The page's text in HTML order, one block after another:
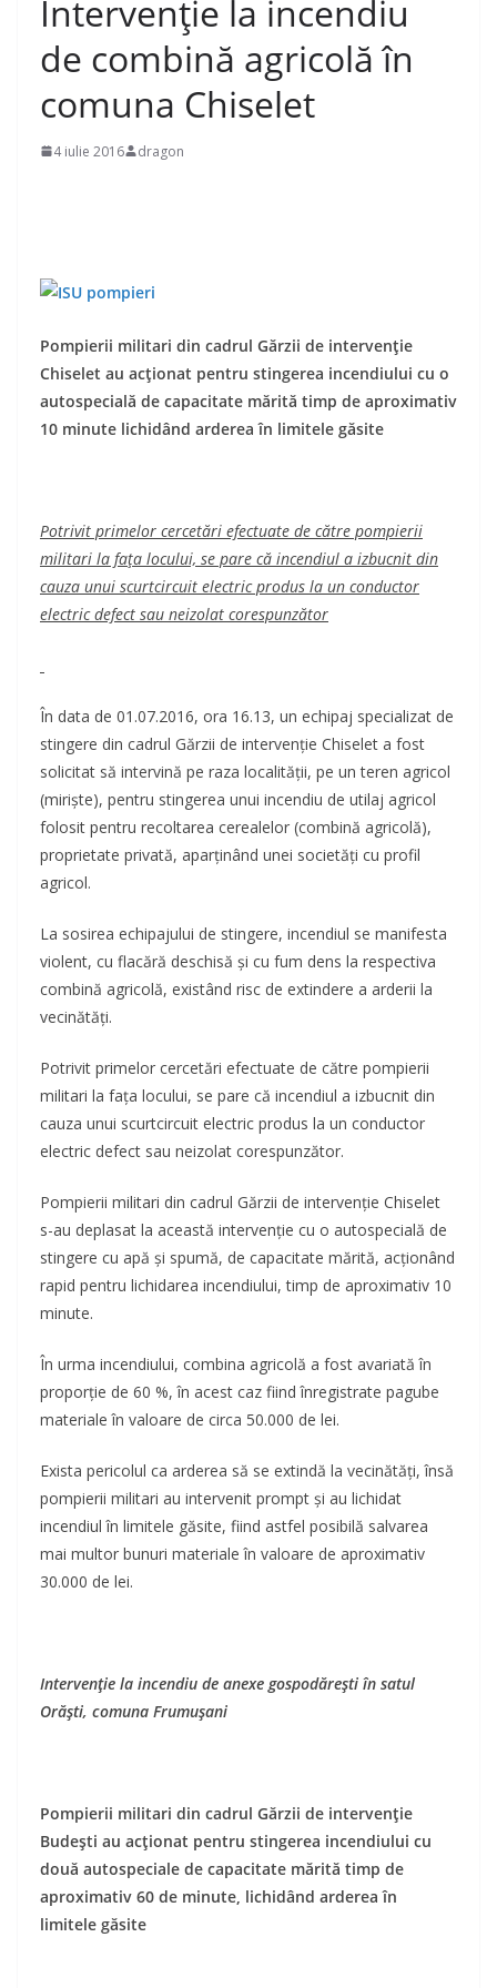
Intervenţie la incendiu
de combină agricolă în
comuna Chiselet
4 iulie 2016 dragon
Pompierii militari din cadrul Gărzii de intervenție
Chiselet au acţionat pentru stingerea incendiului cu o
autospecială de capacitate mărită timp de aproximativ
10 minute lichidând arderea în limitele găsite
Potrivit primelor cercetări efectuate de către pompierii
militari la faţa locului, se pare că incendiul a izbucnit din
cauza unui scurtcircuit electric produs la un conductor
electric defect sau neizolat corespunzător
În data de 01.07.2016, ora 16.13, un echipaj specializat de
stingere din cadrul Gărzii de intervenție Chiselet a fost
solicitat să intervină pe raza localității, pe un teren agricol
(miriște), pentru stingerea unui incendiu de utilaj agricol
folosit pentru recoltarea cerealelor (combină agricolă),
proprietate privată, aparţinând unei societăți cu profil
agricol.
La sosirea echipajului de stingere, incendiul se manifesta
violent, cu flacără deschisă și cu fum dens la respectiva
combină agricolă, existând risc de extindere a arderii la
vecinătăți.
Potrivit primelor cercetări efectuate de către pompierii
militari la faţa locului, se pare că incendiul a izbucnit din
cauza unui scurtcircuit electric produs la un conductor
electric defect sau neizolat corespunzător.
Pompierii militari din cadrul Gărzii de intervenție Chiselet
s-au deplasat la această intervenţie cu o autospecială de
stingere cu apă şi spumă, de capacitate mărită, acţionând
rapid pentru lichidarea incendiului, timp de aproximativ 10
minute.
În urma incendiului, combina agricolă a fost avariată în
proporție de 60 %, în acest caz fiind înregistrate pagube
materiale în valoare de circa 50.000 de lei.
Exista pericolul ca arderea să se extindă la vecinătăți, însă
pompierii militari au intervenit prompt şi au lichidat
incendiul în limitele găsite, fiind astfel posibilă salvarea
mai multor bunuri materiale în valoare de aproximativ
30.000 de lei.
Intervenţie la incendiu de anexe gospodărești în satul
Orăști, comuna Frumușani
Pompierii militari din cadrul Gărzii de intervenție
Budești au acţionat pentru stingerea incendiului cu
două autospeciale de capacitate mărită timp de
aproximativ 60 de minute, lichidând arderea în
limitele găsite